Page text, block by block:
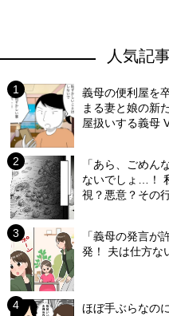
人気記
義母の便利屋を
まる妻と娘の新
屋扱いする義母
「あら、ごめん
ないでしょ…！
視？悪意？その
「義母の発言
発！ 夫は仕方な
ほぼ手ぶらなの